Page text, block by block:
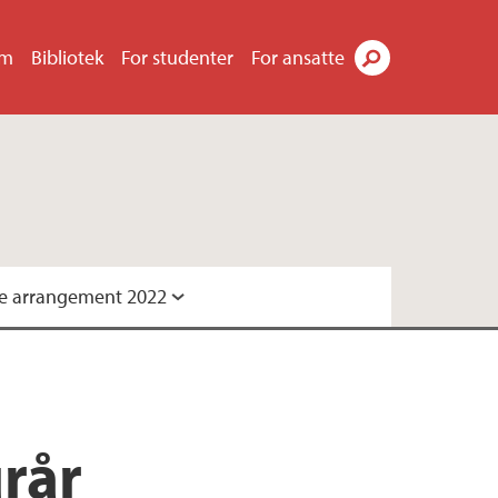
Bibliotek For studenter For ansatte
arrangement 2022